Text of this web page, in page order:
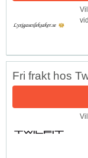
Fri frakt hos